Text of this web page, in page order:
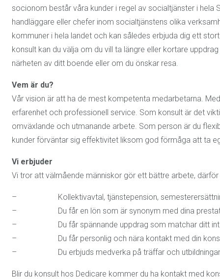
socionom består våra kunder i regel av socialtjänster i hela
handläggare eller chefer inom socialtjänstens olika
kommuner i hela landet och kan således erbjuda dig ett
konsult kan du välja om du vill ta längre eller kortare
närheten av ditt boende eller om du önskar resa.
Vem är du?
Vår vision är att ha de mest kompetenta medarbetarna.
erfarenhet och professionell service. Som konsult är det
omväxlande och utmanande arbete. Som person är du
kunder förväntar sig effektivitet liksom god förmåga att ta
Vi erbjuder
Vi tror att välmående människor gör ett bättre arbete,
– Kollektivavtal, tjänstepension,
– Du får en lön som är synonym med dina
– Du får spännande uppdrag som matchar ditt
– Du får personlig och nära kontakt med din
– Du erbjuds medverka på träffar och utbildningar
Blir du konsult hos Dedicare kommer du ha kontakt med